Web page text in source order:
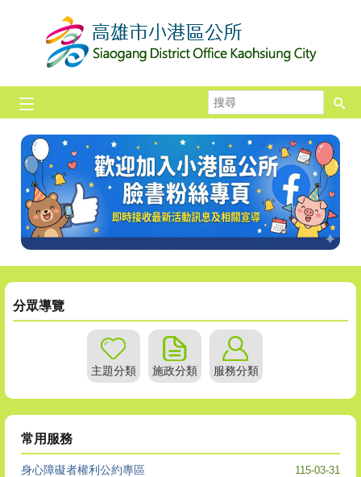
跳到主要內容區塊
尋
分眾導覽
主題分類 施政分類 服務分類
常用服務
115-03-31
身心障礙者權利公約專區